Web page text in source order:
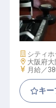
リーダ
社員
施設業態
シティ
勤務地
大阪府
給与
月給／
キー